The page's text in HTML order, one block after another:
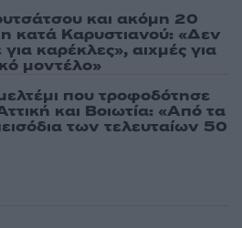
και ακόμη 20
κατά Καρυστιανού: «Δεν
καρέκλες», αιχμές για
μοντέλο»
που τροφοδότησε
και Βοιωτία: «Από τα
των τελευταίων 50